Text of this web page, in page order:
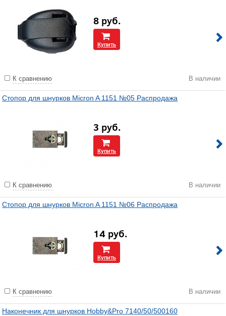
8 руб.
Купить
К сравнению В наличии
Стопор для шнурков Micron A 1151 №05 Распродажа
3 руб.
Купить
К сравнению В наличии
Стопор для шнурков Micron A 1151 №06 Распродажа
14 руб.
Купить
К сравнению В наличии
Наконечник для шнурков Hobby&Pro 7140/50/500160